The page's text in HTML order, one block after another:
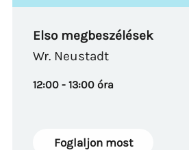
Elso megbeszélések
Wr. Neustadt
12:00 - 13:00 óra
Foglaljon most